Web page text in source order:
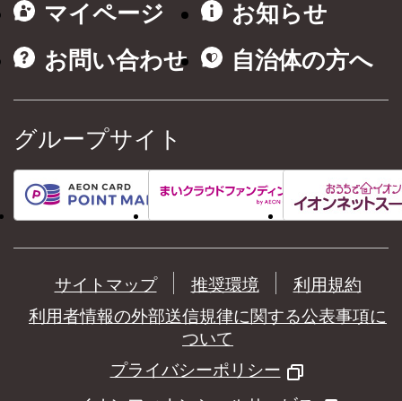
マイページ
お知らせ
お問い合わせ
自治体の方へ
グループサイト
サイトマップ 推奨環境
利用規約
利用者情報の外部送信規律に関する公表事項に
ついて
プライバシーポリシー